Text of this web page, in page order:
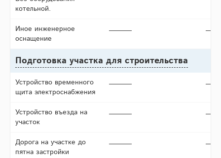
котельной.
Иное инженерное
оснащение
Подготовка участка для строительства
Устройство временного
щита электроснабжения
Устройство въезда на
участок
Дорога на участке до
пятна застройки